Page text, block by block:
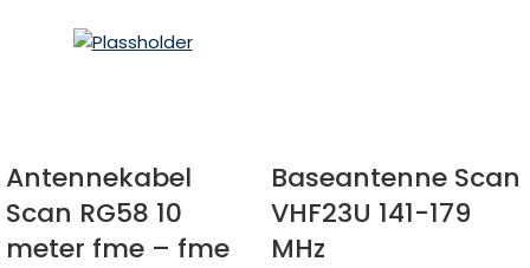
Antennekabel
Scan RG58 10
meter fme – fme
Baseantenne Scan
VHF23U 141-179
MHz